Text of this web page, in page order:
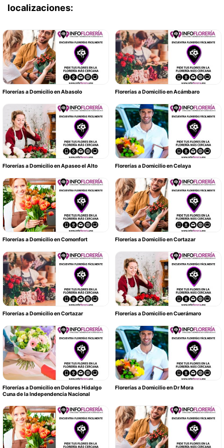
localizaciones:
Florerías a Domicilio en Abasolo Florerías a Domicilio en Acámbaro
Florerías a Domicilio en Apaseo el Alto Florerías a Domicilio en Celaya
Florerías a Domicilio en Comonfort Florerías a Domicilio en Cortazar
Florerías a Domicilio en Cortazar Florerías a Domicilio en Cuerámaro
Florerías a Domicilio en Dolores Hidalgo
Cuna de la Independencia Nacional
Florerías a Domicilio en Dr Mora